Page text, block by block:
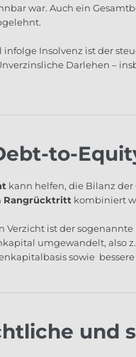
war. Auch ein
Insolvenz ist der
Darlehen –
to-
kann helfen, die Bilanz
Rangrücktritt kombiniert
Verzicht ist der sogenannte
umgewandelt, also
sowie
und